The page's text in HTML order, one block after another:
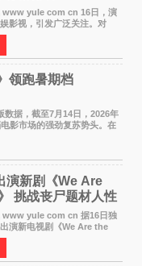
yule com cn 16日，演
影视，引发广泛关注。对
于正在社交平台发文回应，
与祝福。 于正透露，以前
领跑暑期档
据，截至7月14日，2026年
影市场的强劲复苏势头。在
演新剧《We Are
挑战丧尸题材人性
yule com cn 据16日独
演新电视剧《We Are the
演主演金仁钟一角，挑战与
不同的人性喜剧。 新剧